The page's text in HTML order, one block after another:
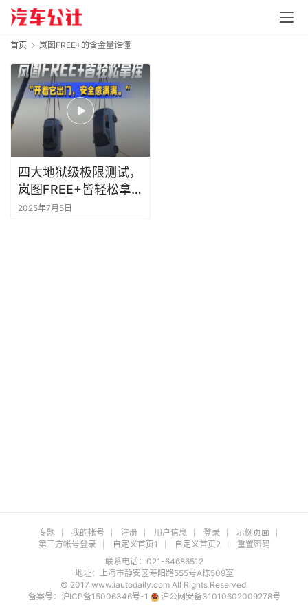
首页 岚图FREE+的含金量谁懂
四大地狱级极限测试，
岚图FREE+皆轻松拿
捏，“开着它出门，安
2025年7月5日
专题 我的帐号 注册 用户信息 登录
示例页面
第三方帐号登录
自定义首页1 自定义首页2
重置密码
联系电话：021-64686512
地址：上海市静安区寿阳路555号A栋509室
© 2017 www.iautodaily.com All Rights Reserved.
备案号： 沪ICP备15006346号-1 沪公网安备31010602009278号